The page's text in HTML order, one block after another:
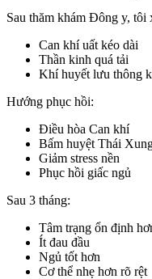
Sau thăm khám Đông y, tôi
Can khí uất kéo dài
Thần kinh quá tải
Khí huyết lưu thông
Hướng phục hồi:
Điều hòa Can khí
Bấm huyệt Thái
Giảm stress nền
Phục hồi giấc ngủ
Sau 3 tháng:
Tâm trạng ổn định
Ít đau đầu
Ngủ tốt hơn
Cơ thể nhẹ hơn rõ rệt